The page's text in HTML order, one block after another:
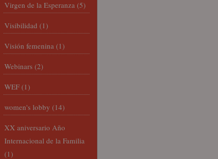
Virgen de la Esperanza (5)
Visibilidad (1)
Visión femenina (1)
Webinars (2)
WEF (1)
women's lobby (14)
XX aniversario Año
Internacional de la Familia
(1)